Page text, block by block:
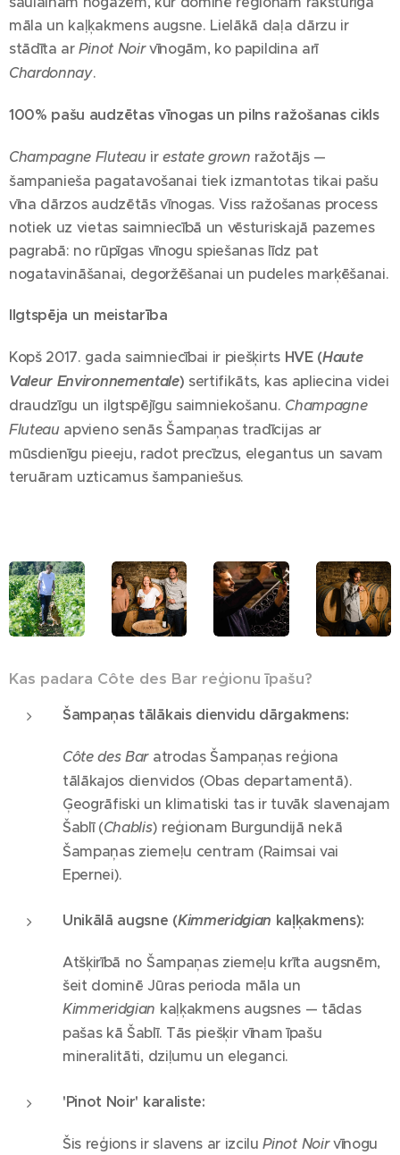
māla un kaļķakmens augsne. Lielākā daļa dārzu ir
stādīta arPinot Noirvīnogām, ko papildina arī
Chardonnay.
100% pašu audzētas vīnogas un pilns ražošanas cikls
Champagne Fluteauirestate grown ražotājs —
šampanieša pagatavošanai tiek izmantotas tikai pašu
vīna dārzos audzētās vīnogas. Viss ražošanas process
notiek uz vietas saimniecībā un vēsturiskajā pazemes
pagrabā: no rūpīgas vīnogu spiešanas līdz pat
nogatavināšanai, degoržēšanai un pudeles marķēšanai.
Ilgtspēja un meistarība
Kopš 2017. gada saimniecībai ir piešķirts HVE (Haute
Valeur Environnementale) sertifikāts, kas apliecina videi
draudzīgu un ilgtspējīgu saimniekošanu. Champagne
Fluteauapvieno senās Šampaņas tradīcijas ar
mūsdienīgu pieeju, radot precīzus, elegantus un savam
teruāram uzticamus šampaniešus.
Kas padara Côte des Bar reģionu īpašu?
Šampaņas tālākais dienvidu dārgakmens:
Côte des Baratrodas Šampaņas reģiona
tālākajos dienvidos (Obas departamentā).
Ģeogrāfiski un klimatiski tas ir tuvāk slavenajam
Šablī (Chablis) reģionam Burgundijā nekā
Šampaņas ziemeļu centram (Raimsai vai
Epernei).
Unikālā augsne (Kimmeridgian kaļķakmens):
Atšķirībā no Šampaņas ziemeļu krīta augsnēm,
šeit dominē Jūras perioda māla un
Kimmeridgian kaļķakmens augsnes — tādas
pašas kā Šablī. Tās piešķir vīnam īpašu
mineralitāti, dziļumu un eleganci.
'Pinot Noir' karaliste:
Šis reģions ir slavens ar izciluPinot Noirvīnogu